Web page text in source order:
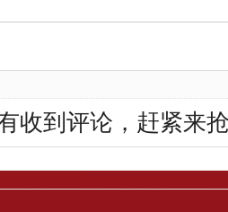
收到评论，赶紧来